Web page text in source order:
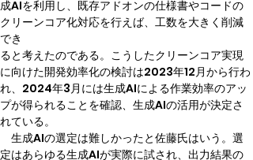
成AIを利用し、既存アドオンの仕様書やコードの
クリーンコア化対応を行えば、工数を大きく削減
でき
ると考えたのである。こうしたクリーンコア実現
に向けた開発効率化の検討は2023年12月から行わ
れ、2024年3月には生成AIによる作業効率のアッ
プが得られることを確認、生成AIの活用が決定さ
れている。
生成AIの選定は難しかったと佐藤氏はいう。選
定はあらゆる生成AIが実際に試され、出力結果の